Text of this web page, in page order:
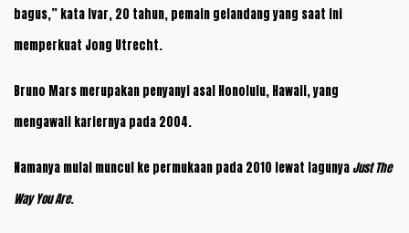
bagus,” kata Ivar, 20 tahun, pemain gelandang yang saat ini
memperkuat Jong Utrecht.
Bruno Mars merupakan penyanyi asal Honolulu, Hawaii, yang
mengawali kariernya pada 2004.
Namanya mulai muncul ke permukaan pada 2010 lewat lagunyaJust The
Way You Are.